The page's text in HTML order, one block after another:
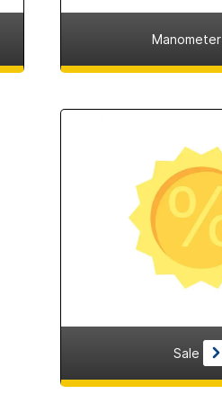
Manometer
Sale